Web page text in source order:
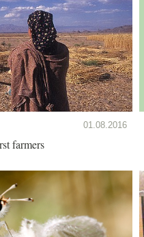
01.08.2016
farmers